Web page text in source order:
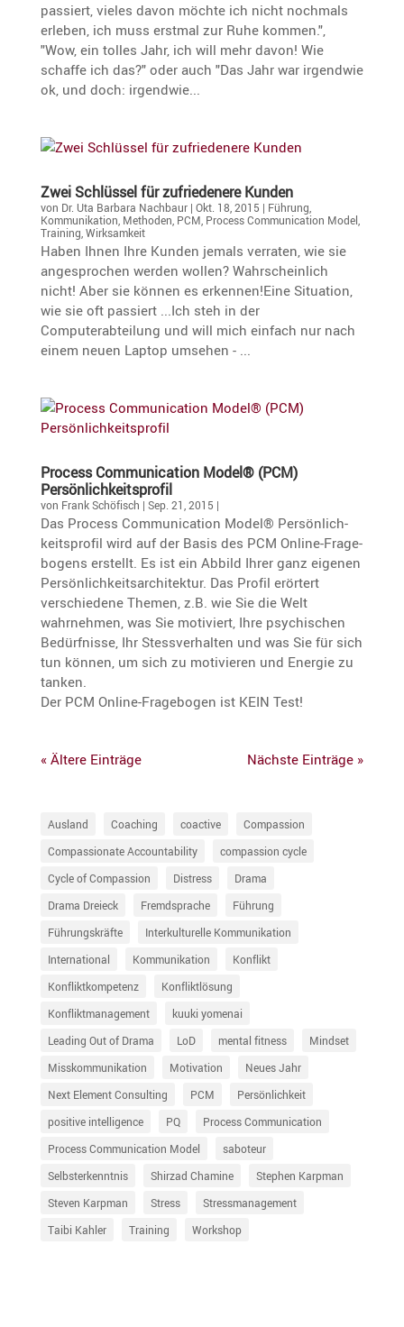
passiert, vieles davon möchte ich nicht nochmals
erleben, ich muss erstmal zur Ruhe kommen.",
"Wow, ein tolles Jahr, ich will mehr davon! Wie
schaffe ich das?" oder auch "Das Jahr war irgendwie
ok, und doch: irgendwie...
Zwei Schlüssel für zufrie­de­nere Kunden
von Dr. Uta Barbara Nachbaur| Okt. 18, 2015 | Führung
Kommunikation Methoden PCM Process Communication Model
Training Wirksamkeit
Haben Ihnen Ihre Kunden jemals verraten, wie sie
angesprochen werden wollen? Wahrscheinlich
nicht! Aber sie können es erkennen!Eine Situation,
wie sie oft passiert ...Ich steh in der
Computerabteilung und will mich einfach nur nach
einem neuen Laptop umsehen - ...
Process Commu­ni­ca­tion Model® (PCM)
Persönlichkeitsprofil
von Frank Schöfisch | Sep. 21, 2015 |
Das Process Commu­ni­ca­tion Model® Persön­lich­
keits­profil wird auf der Basis des PCM Online-Frage­
bo­gens erstellt. Es ist ein Abbild Ihrer ganz eigenen
Persön­lich­keits­ar­chi­tektur. Das Profil erörtert
verschie­dene Themen, z.B. wie Sie die Welt
wahrnehmen, was Sie motiviert, Ihre psychi­schen
Bedürf­nisse, Ihr Stess­ver­halten und was Sie für sich
tun können, um sich zu motivieren und Energie zu
tanken.
Der PCM Online-Frage­bogen ist KEIN Test!
« Ältere Einträge Nächste Einträge »
Ausland Coaching coactive
Compassion
Compassionate Accountability
compassion cycle
Cycle of Compassion
Distress
Drama
Drama Dreieck
Fremdsprache
Führung
Führungskräfte
Interkulturelle Kommunikation
International
Kommunikation
Konflikt
Konfliktkompetenz
Konfliktlösung
Konfliktmanagement
kuuki yomenai
Leading Out of Drama
LoD mental fitness
Mindset
Misskommunikation
Motivation
Neues Jahr
Next Element Consulting
PCM
Persönlichkeit
positive intelligence
PQ
Process Communication
Process Communication Model
saboteur
Selbsterkenntnis
Shirzad Chamine
Stephen Karpman
Steven Karpman
Stress
Stressmanagement
Taibi Kahler
Training Workshop